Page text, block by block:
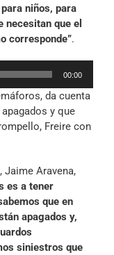
niños, para
necesitan que el
corresponde”.
00:00
da cuenta
y que
Freire con
Jaime Aravena,
es a tener
que en
apagados y,
siniestros que